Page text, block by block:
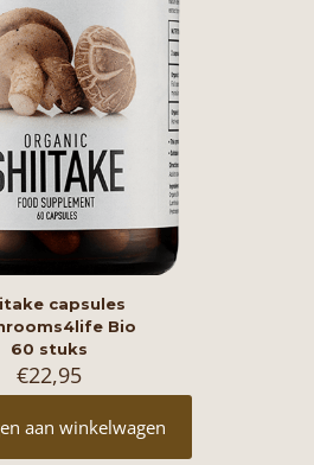
capsules
Bio
60 stuks
€22,95
aan winkelwagen